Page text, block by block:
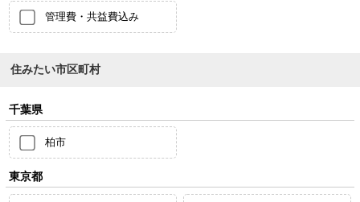
管理費・共益費込み
住みたい市区町村
千葉県
柏市
東京都